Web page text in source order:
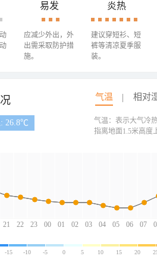
易发
应减少外出，外
出需采取防护措
施。
炎热
建议穿短衫、短
裤等清凉夏季服
装。
气温 相对
26.8℃
21 22 23 00 01 02 03 04 05 06 07
气温：表示大气冷
指离地面1.5米高度
-15 -10 -5 0 5 10 15 20